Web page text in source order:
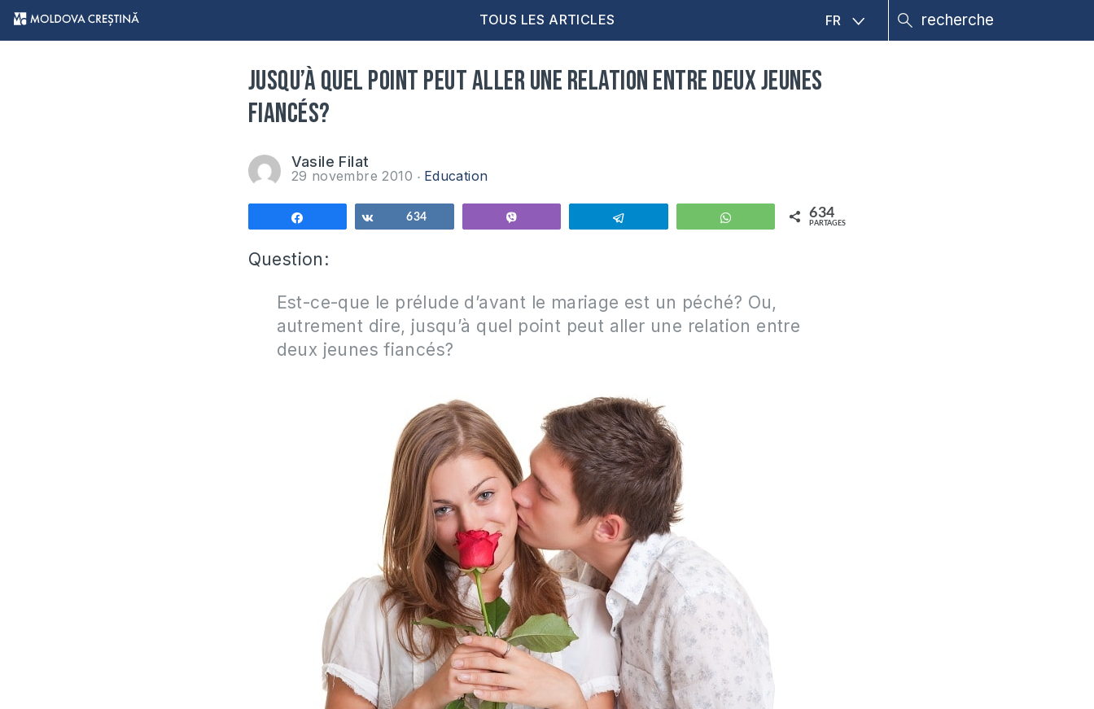
TOUS LES ARTICLES FR
Jusqu’à quel point peut aller une relation entre deux jeunes
fiancés?
Vasile Filat
29 novembre 2010 Education
Partagez
634 WhatsApp 634
PARTAGES
Question:
Est-ce-que le prélude d’avant le mariage est un péché? Ou,
autrement dire, jusqu’à quel point peut aller une relation entre
deux jeunes fiancés?